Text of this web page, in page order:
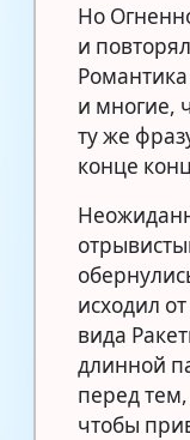
Но
и
и многие,
ту же
конце
исходил
вида
длинной
перед тем,
чтобы